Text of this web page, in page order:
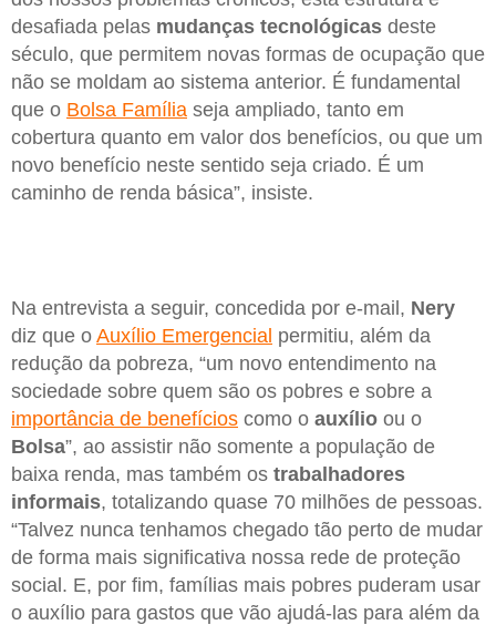
desafiada pelas mudanças tecnológicas deste
século, que permitem novas formas de ocupação que
não se moldam ao sistema anterior. É fundamental
que o Bolsa Família seja ampliado, tanto em
cobertura quanto em valor dos benefícios, ou que um
novo benefício neste sentido seja criado. É um
caminho de renda básica”, insiste.
Na entrevista a seguir, concedida por e-mail, Nery
diz que o Auxílio Emergencial permitiu, além da
redução da pobreza, “um novo entendimento na
sociedade sobre quem são os pobres e sobre a
importância de benefícios como o auxílio ou o
Bolsa”, ao assistir não somente a população de
baixa renda, mas também os trabalhadores
informais, totalizando quase 70 milhões de pessoas.
“Talvez nunca tenhamos chegado tão perto de mudar
de forma mais significativa nossa rede de proteção
social. E, por fim, famílias mais pobres puderam usar
o auxílio para gastos que vão ajudá-las para além da